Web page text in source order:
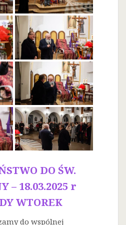
DO ŚW.
– 18.03.2025 r
WTOREK
do wspólnej